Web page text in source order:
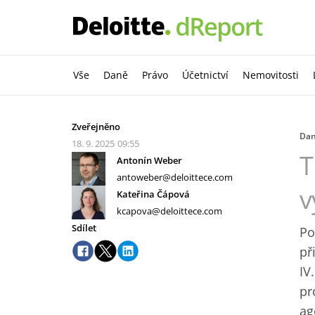
Vše Daně Právo Účetnictví Nemovitosti
Zveřejněno
18. 9. 2025 09:55
Antonín Weber
antoweber@deloittece.com
Kateřina Čápová
kcapova@deloittece.com
Sdílet